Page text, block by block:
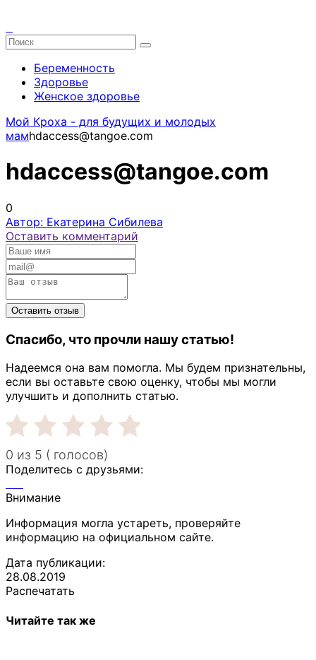
Беременность
Здоровье
Женское здоровье
Мой Кроха - для будущих и молодых
мамhdaccess@tangoe.com
hdaccess@tangoe.com
0
Автор: Екатерина Сибилева
Оставить комментарий
Спасибо, что прочли нашу статью!
Надеемся она вам помогла. Мы будем признательны,
если вы оставьте свою оценку, чтобы мы могли
улучшить и дополнить статью.
0 из 5 ( голосов)
Поделитесь с друзьями:
Внимание
Информация могла устареть, проверяйте
информацию на официальном сайте.
Дата публикации:
28.08.2019
Распечатать
Читайте так же